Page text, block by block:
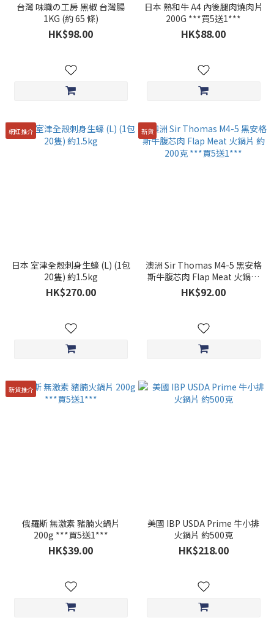
台灣 味職の工房 黑椒 台灣腸
1KG (約 65 條)
HK$98.00
日本 熟和牛 A4 內後腿肉燒肉片
200G ***買5送1***
HK$88.00
網紅推介
日本 室津全殼刺身生蠔 (L) (1包
20隻) 約1.5kg
HK$270.00
新貨
澳洲 Sir Thomas M4-5 黑安格
斯牛腹芯肉 Flap Meat 火鍋片
約200克 ***買5送1***
HK$92.00
新貨推介
俄羅斯 無激素 豬腩火鍋片
200g ***買5送1***
HK$39.00
美國 IBP USDA Prime 牛小排
火鍋片 約500克
HK$218.00